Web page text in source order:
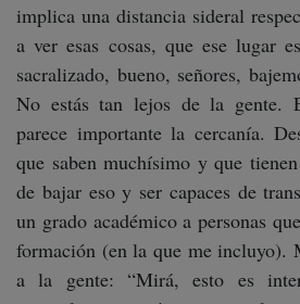
implica una distancia sideral
a ver esas cosas, que ese lugar
sacralizado, bueno, señores,
No estás tan lejos de la gente.
parece importante la cercanía.
que saben muchísimo y que
de bajar eso y ser capaces de
un grado académico a personas
formación (en la que me incluyo).
a la gente: “Mirá, esto es